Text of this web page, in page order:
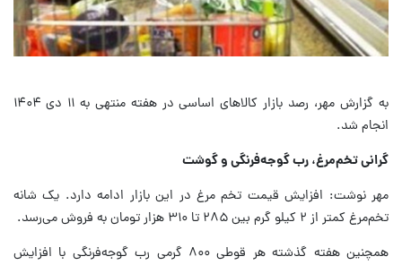
به گزارش مهر، رصد بازار کالاهای اساسی در هفته منتهی به ۱۱ دی ۱۴۰۴
انجام شد.
گرانی تخم‌مرغ، رب گوجه‌فرنگی و گوشت
مهر نوشت: افزایش قیمت تخم مرغ در این بازار ادامه دارد. یک شانه
تخم‌مرغ کمتر از ۲ کیلو گرم بین ۲۸۵ تا ۳۱۰ هزار تومان به فروش می‌رسد.
همچنین هفته گذشته هر قوطی ۸۰۰ گرمی رب گوجه‌فرنگی با افزایش